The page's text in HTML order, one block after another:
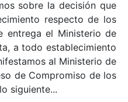
sobre la decisión que
respecto de los
entrega el Ministerio de
a todo establecimiento
al Ministerio de
de Compromiso de los
siguiente...